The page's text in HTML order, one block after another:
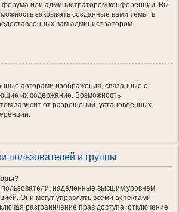
или администратором конференции. Вы
закрывать созданные вами темы, в
вам администратором
авторами изображения, связанные с
их содержание. Возможность
зависит от разрешений, установленных
пользователей и группы
наделённые высшим уровнем
Они могут управлять всеми аспектами
разграничение прав доступа, отключение